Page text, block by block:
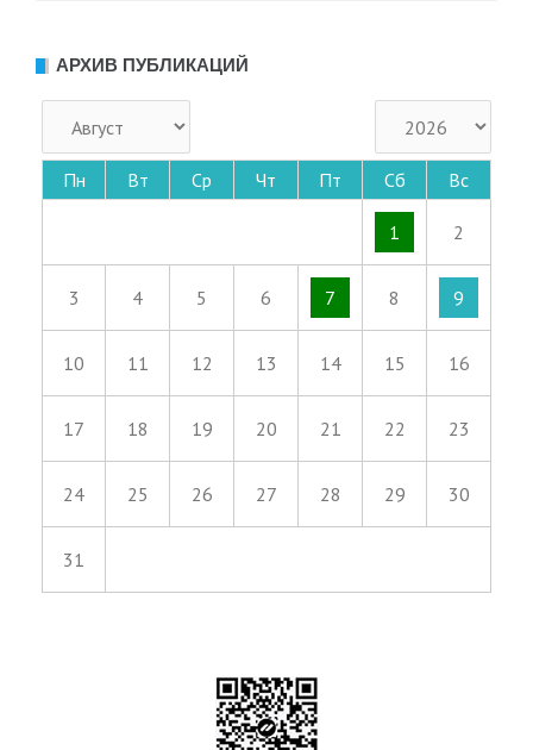
АРХИВ ПУБЛИКАЦИЙ
Пн Вт Ср Чт Пт Сб Вс
1 2
3 4 5 6 7 8 9
10 11 12 13 14 15 16
17 18 19 20 21 22 23
24 25 26 27 28 29 30
31